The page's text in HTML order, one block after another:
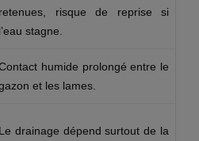
retenues, risque de reprise si
l’eau stagne.
humide prolongé entre le
et les lames.
Le drainage dépend surtout de la